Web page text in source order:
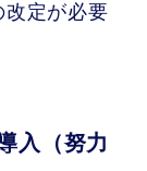
改定が必要
入（努力